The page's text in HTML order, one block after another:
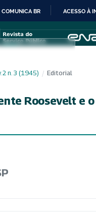
IR
PARA
CONTEÚDO
COMUNICA BR ACESSO À
2 n. 3 (1945) / Editorial
Roosevelt e